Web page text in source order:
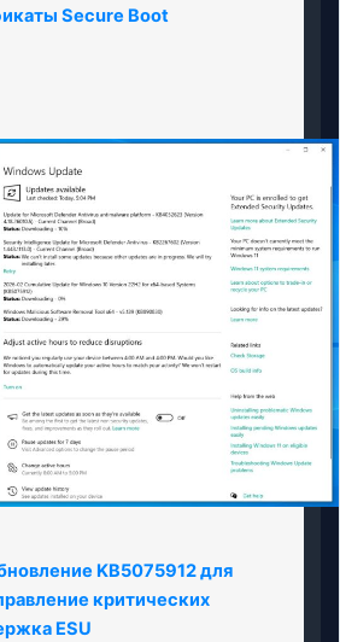
Secure Boot
KB5075912 для
критических
ESU